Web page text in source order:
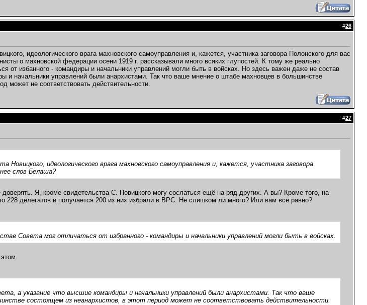
#26
идеологического врага махновского самоуправления и, кажется, участника заговора Полонского для вас
о махновской федерации осени 1919 г. рассказывали много всяких глупостей. К тому же реально
от избанного - командиры и начальники управлений могли быть в войсках. Но здесь важен даже не состав
и начальники управлений были анархистами. Так что ваше мнение о штабе махновцев в большинстве
может не соответствовать действительности.
#27
Новицкого, идеологического врага махновского самоуправления и, кажется, участника заговора
слов Белаша?
Я, кроме свидетельства С. Новицкого могу сослаться ещё на ряд других. А вы? Кроме того, на
228 делегатов и получается 200 из них избрали в ВРС. Не слишком ли много? Или вам всё равно?
Совета мог отличаться от избранного - командиры и начальники управлений могли быть в войсках.
а указание что высшие командиры и начальники управлений были анархистами. Так что ваше
состоящем из неанархистов, в этот период может не соответствовать действительности.